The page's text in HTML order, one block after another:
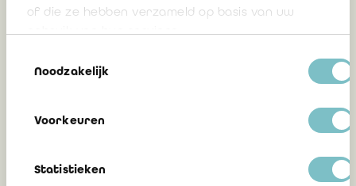
of die ze hebben verzameld op basis van uw
Noodzakelijk
Voorkeuren
Statistieken
de l'information en matière de durabilité
» : scope et modalités pratiques
Europe’s Sustainability Reporting